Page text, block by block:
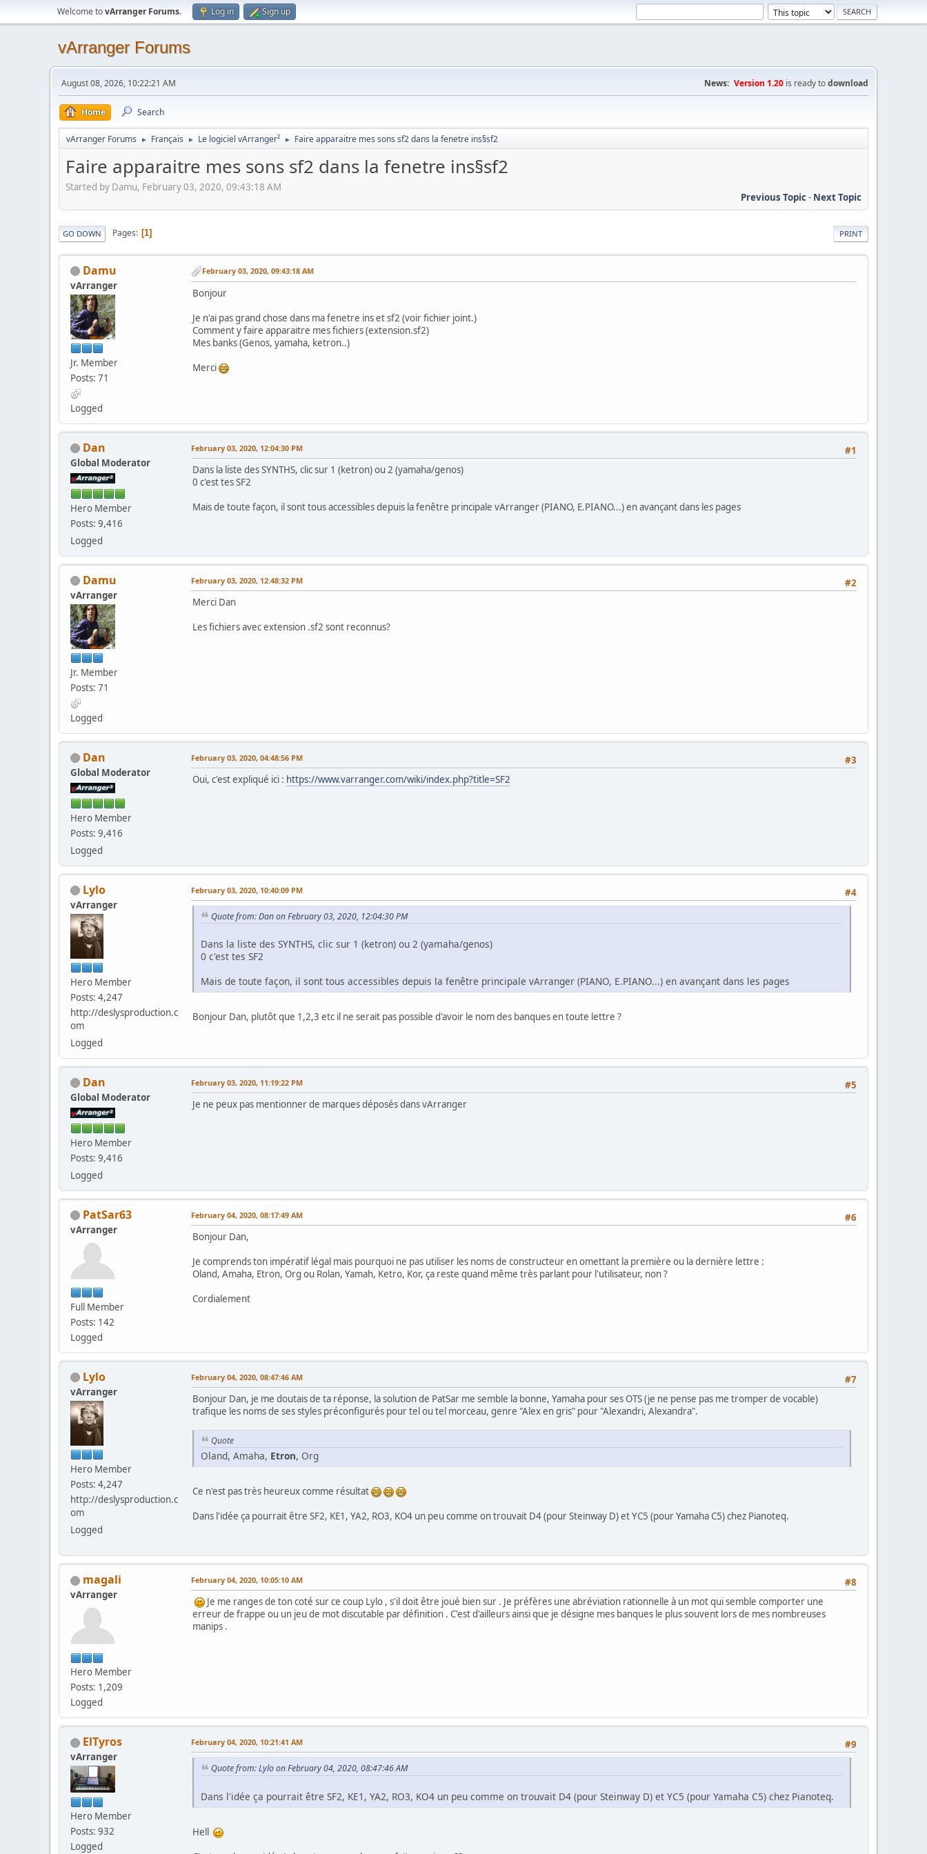
Welcome tovArranger Forums. Log in Sign up
vArranger Forums
August 08, 2026, 10:22:21 AM News: Version 1.20 is ready todownload
Home Search
vArranger Forums ► Français ► Le logiciel vArranger² ► Faire apparaitre mes sons sf2 dans la fenetre ins§sf2
Faire apparaitre mes sons sf2 dans la fenetre ins§sf2
Started by Damu, February 03, 2020, 09:43:18 AM
Previous Topic- Next Topic
PRINT
GO DOWN Pages 1
Damu
vArranger
Jr. Member
Posts: 71
Logged
February 03, 2020, 09:43:18 AM
Bonjour
Je n'ai pas grand chose dans ma fenetre ins et sf2 (voir fichier joint.)
Comment y faire apparaitre mes fichiers (extension.sf2)
Mes banks (Genos, yamaha, ketron..)
Merci
Dan
Global Moderator
Hero Member
Posts: 9,416
Logged
#1
February 03, 2020, 12:04:30 PM
Dans la liste des SYNTHS, clic sur 1 (ketron) ou 2 (yamaha/genos)
0 c'est tes SF2
Mais de toute façon, il sont tous accessibles depuis la fenêtre principale vArranger (PIANO, E.PIANO...) en avançant dans les pages
Damu
vArranger
Jr. Member
Posts: 71
Logged
#2
February 03, 2020, 12:48:32 PM
Merci Dan
Les fichiers avec extension .sf2 sont reconnus?
Dan
Global Moderator
Hero Member
Posts: 9,416
Logged
#3
February 03, 2020, 04:48:56 PM
Oui, c'est expliqué ici : https://www.varranger.com/wiki/index.php?title=SF2
Lylo
vArranger
Hero Member
Posts: 4,247
http://deslysproduction.c
om
Logged
#4
February 03, 2020, 10:40:09 PM
Quote from: Dan on February 03, 2020, 12:04:30 PM
Dans la liste des SYNTHS, clic sur 1 (ketron) ou 2 (yamaha/genos)
0 c'est tes SF2
Mais de toute façon, il sont tous accessibles depuis la fenêtre principale vArranger (PIANO, E.PIANO...) en avançant dans les pages
Bonjour Dan, plutôt que 1,2,3 etc il ne serait pas possible d'avoir le nom des banques en toute lettre ?
Dan
Global Moderator
Hero Member
Posts: 9,416
Logged
#5
February 03, 2020, 11:19:22 PM
Je ne peux pas mentionner de marques déposés dans vArranger
PatSar63
vArranger
Full Member
Posts: 142
Logged
#6
February 04, 2020, 08:17:49 AM
Bonjour Dan,
Je comprends ton impératif légal mais pourquoi ne pas utiliser les noms de constructeur en omettant la première ou la dernière lettre :
Oland, Amaha, Etron, Org ou Rolan, Yamah, Ketro, Kor, ça reste quand même très parlant pour l'utilisateur, non ?
Cordialement
Lylo
vArranger
Hero Member
Posts: 4,247
http://deslysproduction.c
om
Logged
#7
February 04, 2020, 08:47:46 AM
Bonjour Dan, je me doutais de ta réponse, la solution de PatSar me semble la bonne, Yamaha pour ses OTS (je ne pense pas me tromper de vocable)
trafique les noms de ses styles préconfigurés pour tel ou tel morceau, genre "Alex en gris" pour "Alexandri, Alexandra".
Quote
Oland, Amaha, Etron, Org
Ce n'est pas très heureux comme résultat
Dans l'idée ça pourrait être SF2, KE1, YA2, RO3, KO4 un peu comme on trouvait D4 (pour Steinway D) et YC5 (pour Yamaha C5) chez Pianoteq.
magali
vArranger
Hero Member
Posts: 1,209
Logged
#8
February 04, 2020, 10:05:10 AM
Je me ranges de ton coté sur ce coup Lylo , s'il doit être joué bien sur . Je préfères une abréviation rationnelle à un mot qui semble comporter une
erreur de frappe ou un jeu de mot discutable par définition . C'est d'ailleurs ainsi que je désigne mes banques le plus souvent lors de mes nombreuses
manips .
ElTyros
vArranger
Hero Member
Posts: 932
Logged
#9
February 04, 2020, 10:21:41 AM
Quote from: Lylo on February 04, 2020, 08:47:46 AM
Dans l'idée ça pourrait être SF2, KE1, YA2, RO3, KO4 un peu comme on trouvait D4 (pour Steinway D) et YC5 (pour Yamaha C5) chez Pianoteq.
Hell